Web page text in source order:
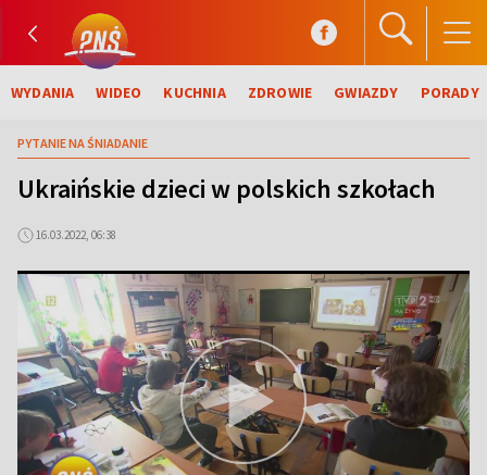
WYDANIA WIDEO KUCHNIA ZDROWIE GWIAZDY PORADY
PYTANIE NA ŚNIADANIE
Ukraińskie dzieci w polskich szkołach
16.03.2022, 06:38